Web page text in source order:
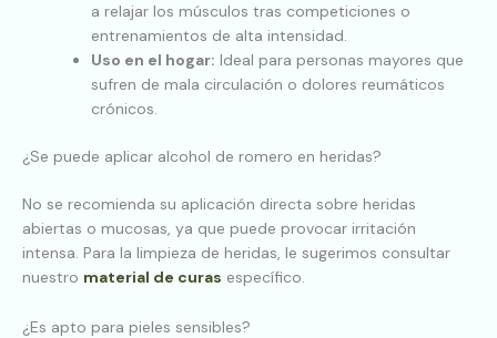
a relajar los músculos tras competiciones o
entrenamientos de alta intensidad.
Uso en el hogar: Ideal para personas mayores que
sufren de mala circulación o dolores reumáticos
crónicos.
¿Se puede aplicar alcohol de romero en heridas?
No se recomienda su aplicación directa sobre heridas
abiertas o mucosas, ya que puede provocar irritación
intensa. Para la limpieza de heridas, le sugerimos consultar
nuestro material de curas específico.
¿Es apto para pieles sensibles?